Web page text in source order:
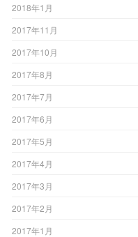
2018年1月
2017年11月
2017年10月
2017年8月
2017年7月
2017年6月
2017年5月
2017年4月
2017年3月
2017年2月
2017年1月